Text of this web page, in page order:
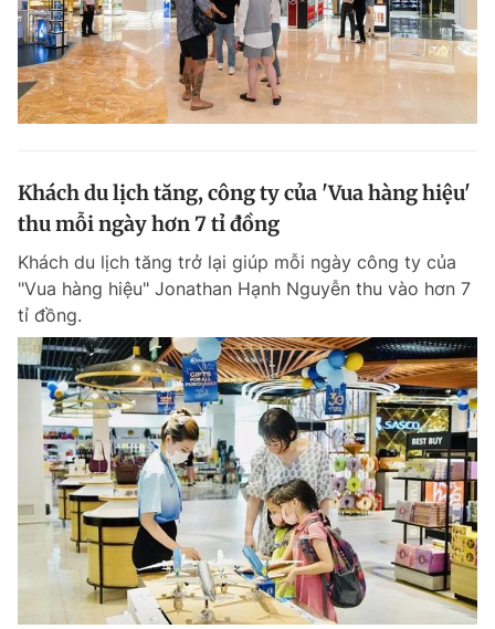
Đặt báo Quảng cáo RSS Tòa soạn Chính sách bảo
Tổng biên tập: Nguyễn Ngọc Toàn
Phó tổng biên tập thường trực: Hải Thành
Phó tổng biên tập: Lâm Hiếu Dũng
Giấy phép xuất bản số 110/GP - BTTTT cấp ngày 24.3.2020
© 2003-2026 Bản quyền thuộc về Báo Thanh Niên. Cấm sao chép
dưới mọi hình thức nếu không có sự chấp thuận bằng văn bản.
Phát triển bởi ePi Technologies, JSC.
Khách du lịch tăng, công ty của 'Vua hàng hiệu'
thu mỗi ngày hơn 7 tỉ đồng
Khách du lịch tăng trở lại giúp mỗi ngày công ty của
"Vua hàng hiệu" Jonathan Hạnh Nguyễn thu vào hơn 7
tỉ đồng.